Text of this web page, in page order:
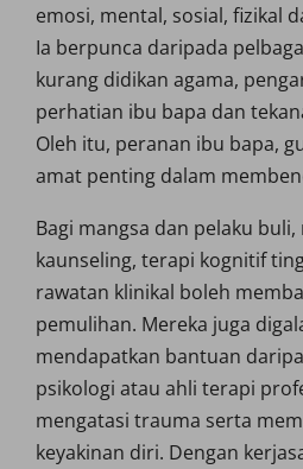
emosi, mental, sosial, fizikal
Ia berpunca daripada
kurang didikan agama,
perhatian ibu bapa dan
Oleh itu, peranan ibu bapa,
amat penting dalam
Bagi mangsa dan pelaku
kaunseling, terapi kognitif
rawatan klinikal boleh
pemulihan. Mereka juga
mendapatkan bantuan
psikologi atau ahli terapi
mengatasi trauma serta
keyakinan diri. Dengan